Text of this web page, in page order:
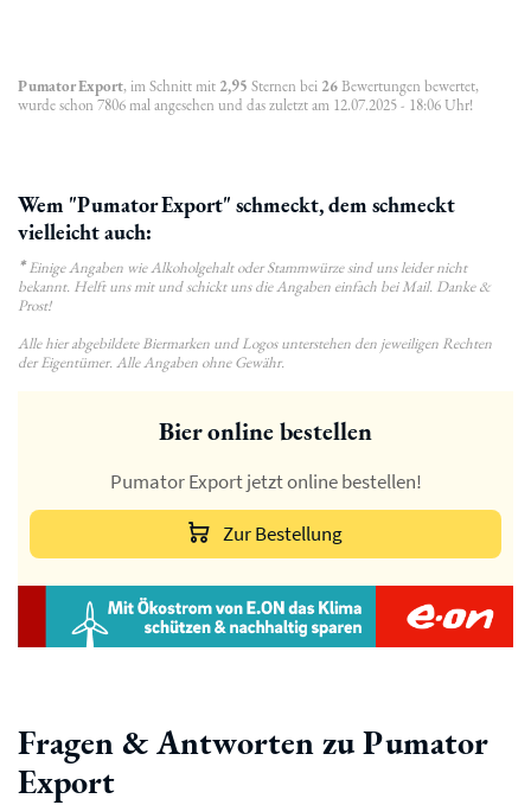
Pumator Export, im Schnitt mit 2,95 Sternen bei 26Bewertungen bewertet,
wurde schon 7806 mal angesehen und das zuletzt am 12.07.2025 - 18:06 Uhr!
Wem "Pumator Export" schmeckt, dem schmeckt
vielleicht auch:
*Einige Angaben wie Alkoholgehalt oder Stammwürze sind uns leider nicht
bekannt. Helft uns mit und schickt uns die Angaben einfach bei Mail. Danke &
Prost!
Alle hier abgebildete Biermarken und Logos unterstehen den jeweiligen Rechten
der Eigentümer. Alle Angaben ohne Gewähr.
Bier online bestellen
Pumator Export jetzt online bestellen!
Zur Bestellung
Fragen & Antworten zu Pumator
Export